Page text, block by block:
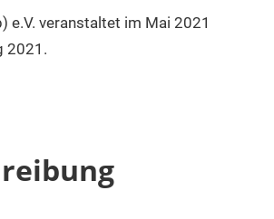
e.V. veranstaltet im Mai 2021
2021.